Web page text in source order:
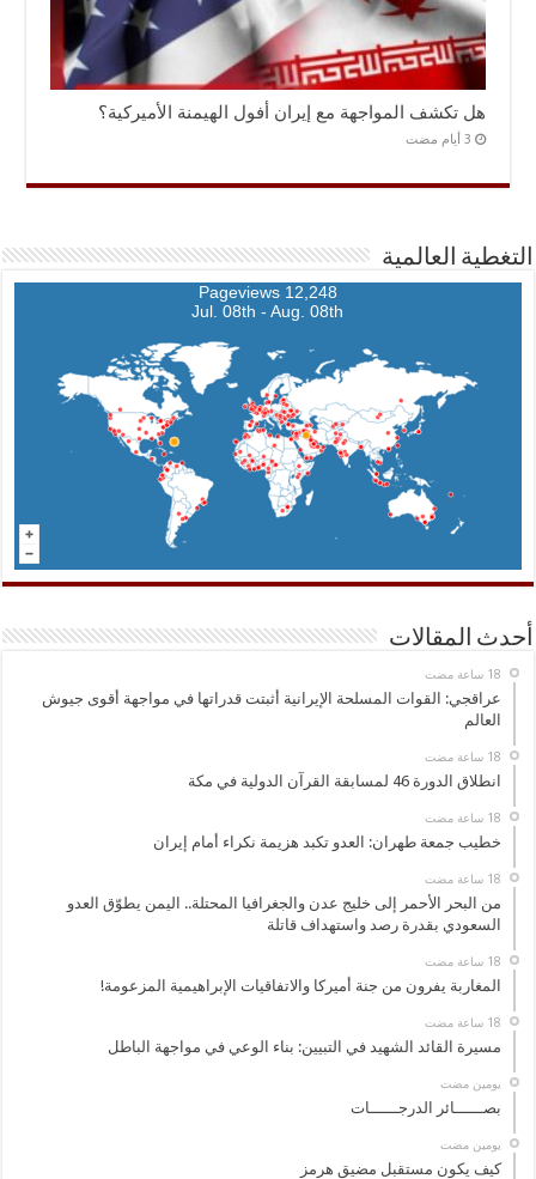
هل تكشف المواجهة مع إيران أفول الهيمنة الأميركية؟
التغطية العالمية
12,248 Pageviews
Jul. 08th - Aug. 08th
أحدث المقالات
عراقجي: القوات المسلحة الإيرانية أثبتت قدراتها في مواجهة أقوى جيوش
العالم
انطلاق الدورة 46 لمسابقة القرآن الدولية في مكة
خطيب جمعة طهران: العدو تكبد هزيمة نكراء أمام إيران
من البحر الأحمر إلى خليج عدن والجغرافيا المحتلة.. اليمن يطوّق العدو
السعودي بقدرة رصد واستهداف قاتلة
المغاربة يفرون من جنة أميركا والاتفاقيات الإبراهيمية المزعومة!
مسيرة القائد الشهيد في التبيين: بناء الوعي في مواجهة الباطل
‏يومين مضت
بصــــــائر الدرجــــــات
‏يومين مضت
كيف يكون مستقبل مضيق هرمز